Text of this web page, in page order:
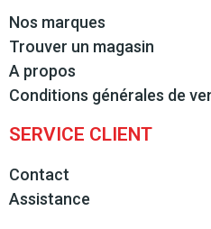
Nos marques
Trouver un magasin
A propos
Conditions générales de
SERVICE CLIENT
Contact
Assistance